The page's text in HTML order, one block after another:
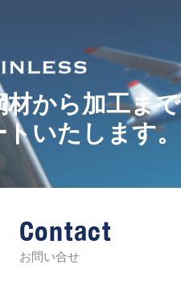
から加工まで
いたします。
Contact
お問い合せ